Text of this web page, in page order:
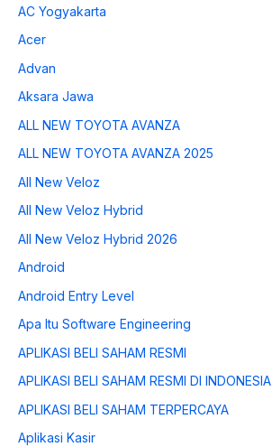
AC Yogyakarta
Acer
Advan
Aksara Jawa
ALL NEW TOYOTA AVANZA
ALL NEW TOYOTA AVANZA 2025
All New Veloz
All New Veloz Hybrid
All New Veloz Hybrid 2026
Android
Android Entry Level
Apa Itu Software Engineering
APLIKASI BELI SAHAM RESMI
APLIKASI BELI SAHAM RESMI DI INDONESIA
APLIKASI BELI SAHAM TERPERCAYA
Aplikasi Kasir